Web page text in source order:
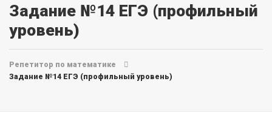
Задание №14 ЕГЭ (профильный
уровень)
Репетитор по математике
Задание №14 ЕГЭ (профильный уровень)